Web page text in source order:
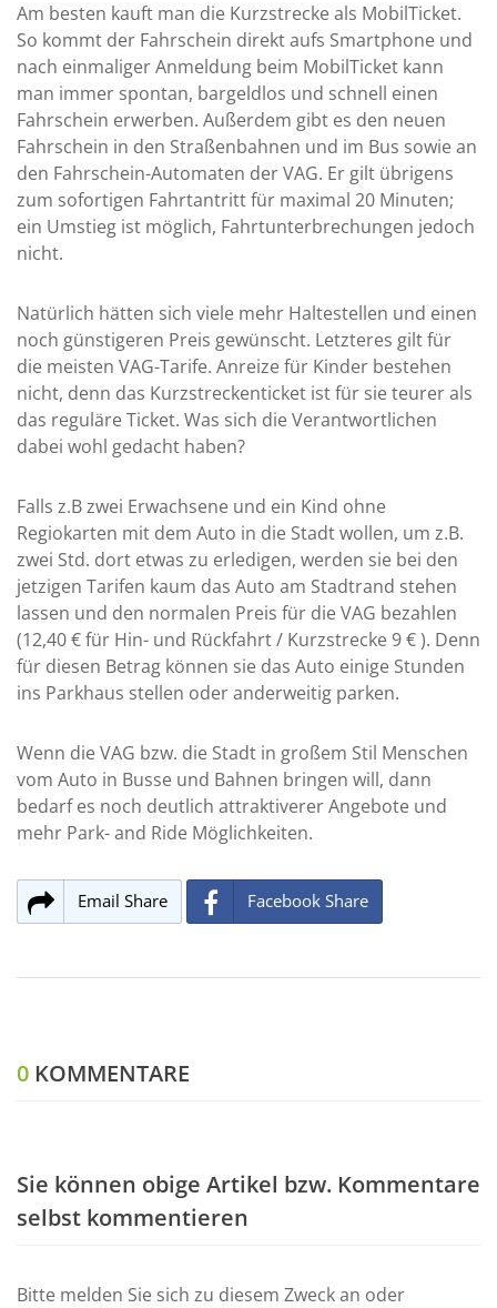
Am besten kauft man die Kurzstrecke als MobilTicket.
So kommt der Fahrschein direkt aufs Smartphone und
nach einmaliger Anmeldung beim MobilTicket kann
man immer spontan, bargeldlos und schnell einen
Fahrschein erwerben. Außerdem gibt es den neuen
Fahrschein in den Straßenbahnen und im Bus sowie an
den Fahrschein-Automaten der VAG. Er gilt übrigens
zum sofortigen Fahrtantritt für maximal 20 Minuten;
ein Umstieg ist möglich, Fahrtunterbrechungen jedoch
nicht.
Natürlich hätten sich viele mehr Haltestellen und einen
noch günstigeren Preis gewünscht. Letzteres gilt für
die meisten VAG-Tarife. Anreize für Kinder bestehen
nicht, denn das Kurzstreckenticket ist für sie teurer als
das reguläre Ticket. Was sich die Verantwortlichen
dabei wohl gedacht haben?
Falls z.B zwei Erwachsene und ein Kind ohne
Regiokarten mit dem Auto in die Stadt wollen, um z.B.
zwei Std. dort etwas zu erledigen, werden sie bei den
jetzigen Tarifen kaum das Auto am Stadtrand stehen
lassen und den normalen Preis für die VAG bezahlen
(12,40 € für Hin- und Rückfahrt / Kurzstrecke 9 € ). Denn
für diesen Betrag können sie das Auto einige Stunden
ins Parkhaus stellen oder anderweitig parken.
Wenn die VAG bzw. die Stadt in großem Stil Menschen
vom Auto in Busse und Bahnen bringen will, dann
bedarf es noch deutlich attraktiverer Angebote und
mehr Park- and Ride Möglichkeiten.
Email Share Facebook Share
0 KOMMENTARE
Sie können obige Artikel bzw. Kommentare
selbst kommentieren
Bitte melden Sie sich zu diesem Zweck an oder